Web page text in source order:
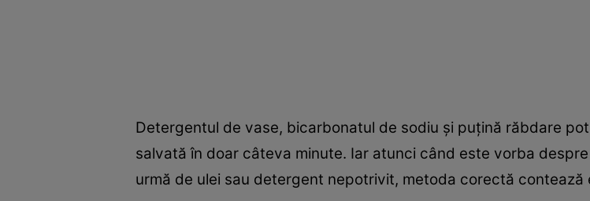
Detergentul de vase, bicarbonatul de sodiu și puțină răbdare
salvată în doar câteva minute. Iar atunci când este vorba
urmă de ulei sau detergent nepotrivit, metoda corectă contează